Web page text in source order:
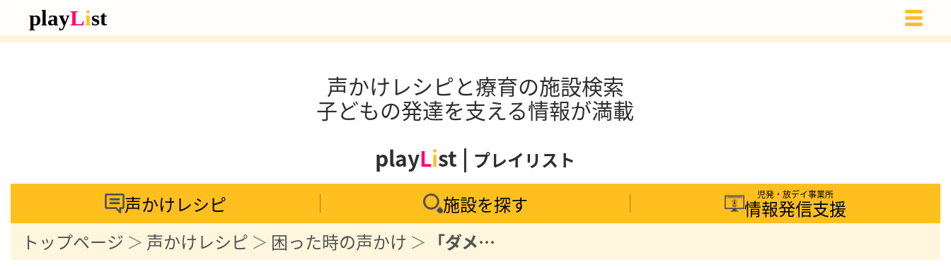
声かけレシピと療育の施設検索
子どもの発達を支える情報が満載
playList | プレイリスト
声かけレシピ
施設を探す 児発・放デイ事業所
情報発信支援
トップページ
声かけレシピ 困った時の声かけ 「ダメ」が多い育児から脱却！子どもの自己肯定感を育む声かけと環境作り